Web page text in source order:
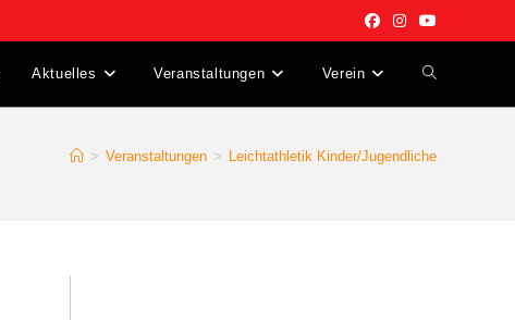
Aktuelles Veranstaltungen Verein Website-
> Veranstaltungen > Leichtathletik Kinder/Jugendliche